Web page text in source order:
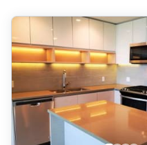
Suggéré
Date: les plus récents
Date: les plus anciens
Prix - $$$ à $
Prix - $ à $$$